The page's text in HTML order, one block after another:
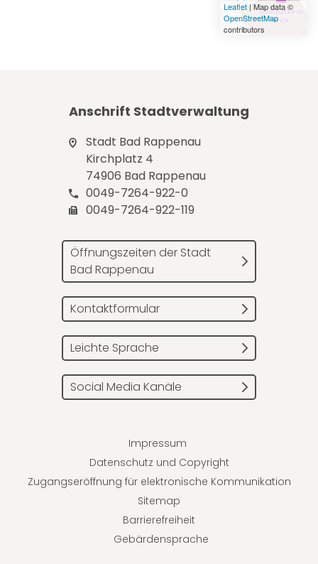
Leaflet| Map data ©
OpenStreetMap
contributors
Anschrift Stadtverwaltung
Stadt Bad Rappenau
Kirchplatz 4
74906 Bad Rappenau
0049-7264-922-0
0049-7264-922-119
Öffnungszeiten der Stadt
Bad Rappenau
Kontaktformular
Leichte Sprache
Social Media Kanäle
Impressum
Datenschutz und Copyright
Zugangseröffnung für elektronische Kommunikation
Sitemap
Barrierefreiheit
Gebärdensprache